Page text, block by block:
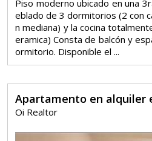
Piso moderno ubicado en una
eblado de 3 dormitorios (2 con
n mediana) y la cocina
eramica) Consta de balcón y
ormitorio. Disponible el ...
Apartamento en alquiler
Oi Realtor